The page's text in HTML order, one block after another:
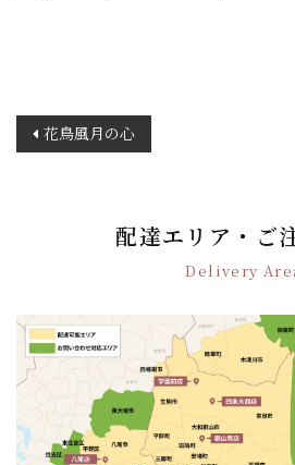
稿
ン
花鳥風月の心
配達エリア・ご
Delivery